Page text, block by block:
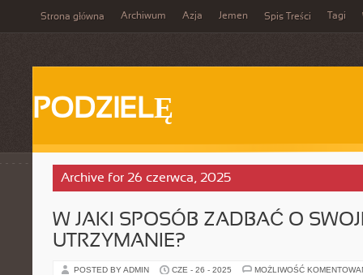
Strona główna Archiwum Azja Jemen Spis Treści Tagi
PODZIELĘ
Archive for 26 czerwca, 2025
W JAKI SPOSÓB ZADBAĆ O
UTRZYMANIE?
POSTED BY ADMIN CZE - 26 - 2025 MOŻLIWOŚĆ